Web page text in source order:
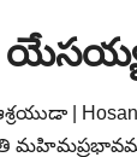
| Hosanna